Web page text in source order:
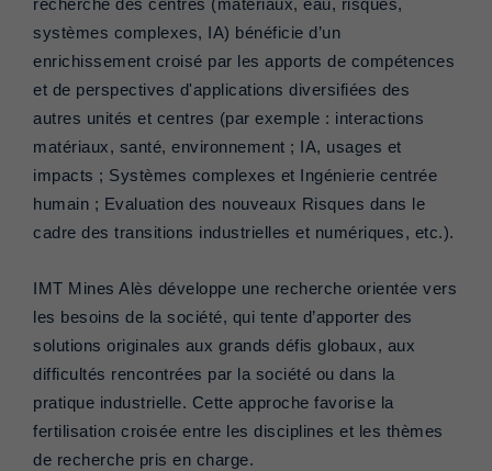
recherche des centres (matériaux, eau, risques,
systèmes complexes, IA) bénéficie d’un
enrichissement croisé par les apports de compétences
et de perspectives d'applications diversifiées des
autres unités et centres (par exemple : interactions
matériaux, santé, environnement ; IA, usages et
impacts ; Systèmes complexes et Ingénierie centrée
humain ; Evaluation des nouveaux Risques dans le
cadre des transitions industrielles et numériques, etc.).
IMT Mines Alès développe une recherche orientée vers
les besoins de la société, qui tente d’apporter des
solutions originales aux grands défis globaux, aux
difficultés rencontrées par la société ou dans la
pratique industrielle. Cette approche favorise la
fertilisation croisée entre les disciplines et les thèmes
de recherche pris en charge.